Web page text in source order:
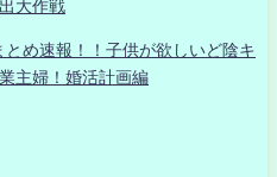
大作戦
め速報！！子供が欲しいど陰キ
主婦！婚活計画編